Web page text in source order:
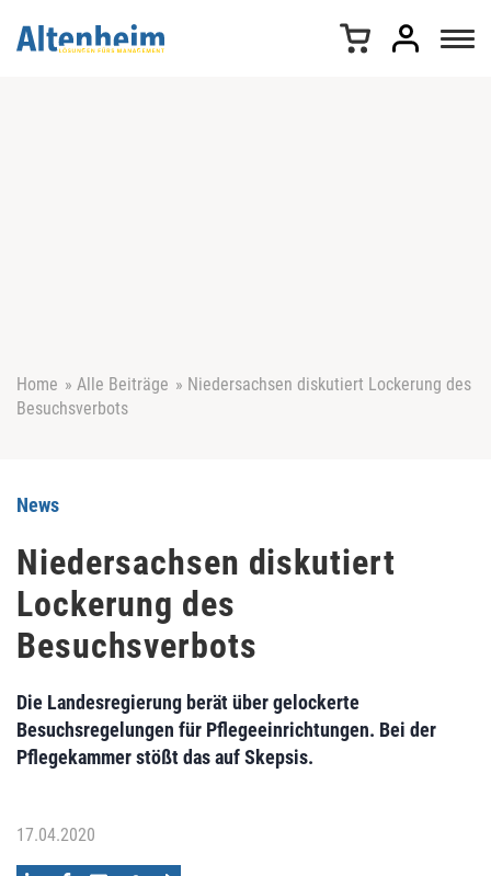
Home » Alle Beiträge » Niedersachsen diskutiert Lockerung des
Besuchsverbots
News
Niedersachsen diskutiert
Lockerung des
Besuchsverbots
Die Landesregierung berät über gelockerte
Besuchsregelungen für Pflegeeinrichtungen. Bei der
Pflegekammer stößt das auf Skepsis.
17.04.2020